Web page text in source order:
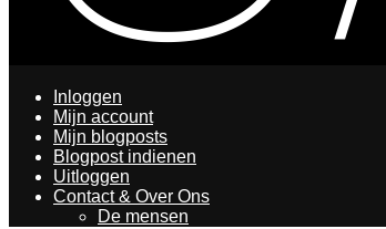
Inloggen
Mijn account
Mijn blogposts
Blogpost indienen
Uitloggen
Contact & Over Ons
De mensen